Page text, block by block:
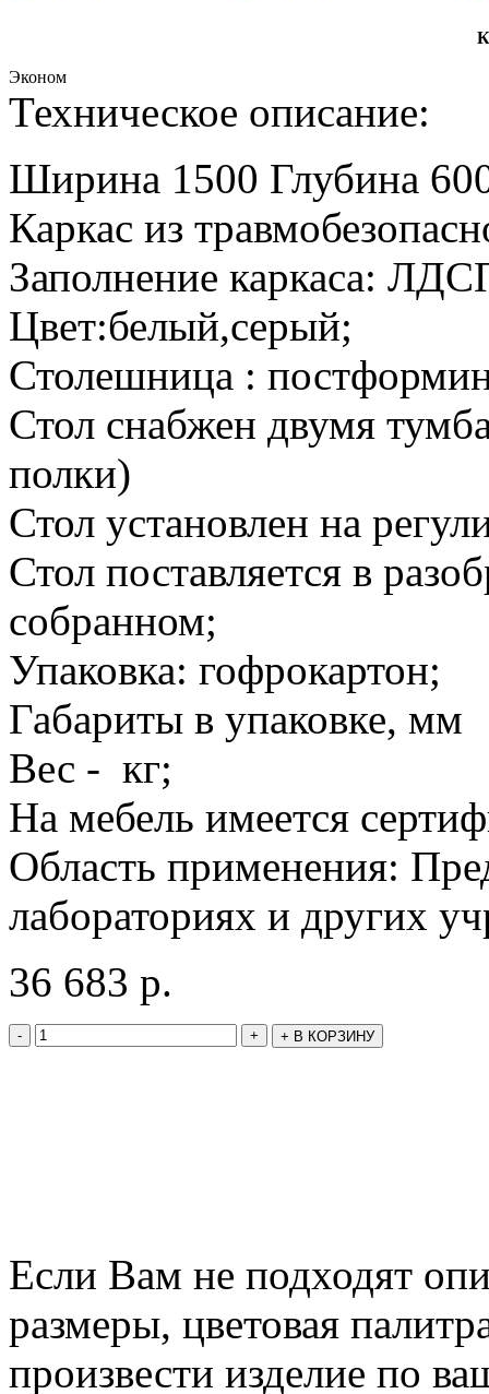
Эконом
Техническое описание:
Ширина 1500 Глубина
Каркас из
Заполнение каркаса:
Цвет:белый,серый;
Столешница :
Стол снабжен двумя
полки)
Стол установлен на
Стол поставляется в
собранном;
Упаковка: гофрокартон;
Габариты в упаковке, мм
Вес - кг;
На мебель имеется
Область применения:
лабораториях и других
36 683 р.
- + + В КОРЗИНУ
Если Вам не подходят
размеры, цветовая
произвести изделие по